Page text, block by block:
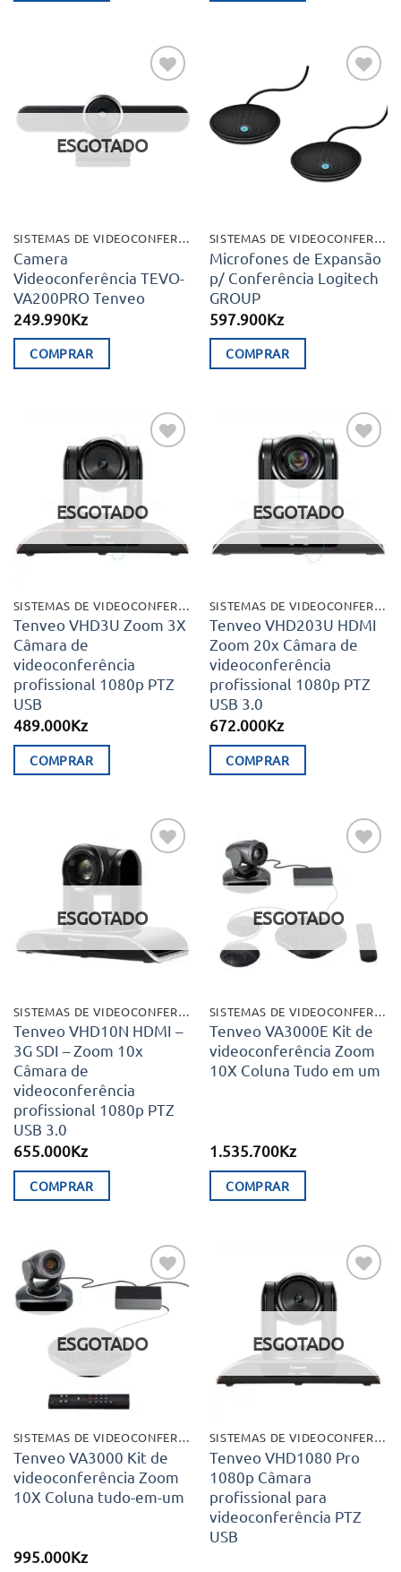
aos meus
desejos
ESGOTADO
SISTEMAS DE VIDEOCONFERÊNCIA
Camera
Videoconferência TEVO-
VA200PRO Tenveo
249.990Kz
COMPRAR
desejos
SISTEMAS DE VIDEOCONFERÊNCIA
Microfones de Expansão
p/ Conferência Logitech
GROUP
597.900Kz
COMPRAR
Adicionar
aos meus
ESGOTADO
SISTEMAS DE VIDEOCONFERÊNCIA
Tenveo VHD3U Zoom 3X
Câmara de
videoconferência
profissional 1080p PTZ
USB
489.000Kz
COMPRAR
Adicionar
aos meus
ESGOTADO
SISTEMAS DE VIDEOCONFERÊNCIA
Tenveo VHD203U HDMI
Zoom 20x Câmara de
videoconferência
profissional 1080p PTZ
USB 3.0
672.000Kz
COMPRAR
Adicionar
aos meus
ESGOTADO
SISTEMAS DE VIDEOCONFERÊNCIA
Tenveo VHD10N HDMI –
3G SDI – Zoom 10x
Câmara de
videoconferência
profissional 1080p PTZ
USB 3.0
655.000Kz
COMPRAR
Adicionar
aos meus
desejos
ESGOTADO
SISTEMAS DE VIDEOCONFERÊNCIA
Tenveo VA3000E Kit de
videoconferência Zoom
10X Coluna Tudo em um
1.535.700Kz
COMPRAR
Adicionar
aos meus
desejos
ESGOTADO
SISTEMAS DE VIDEOCONFERÊNCIA
Tenveo VA3000 Kit de
videoconferência Zoom
10X Coluna tudo-em-um
995.000Kz
Adicionar
aos meus
ESGOTADO
SISTEMAS DE VIDEOCONFERÊNCIA
Tenveo VHD1080 Pro
1080p Câmara
profissional para
videoconferência PTZ
USB